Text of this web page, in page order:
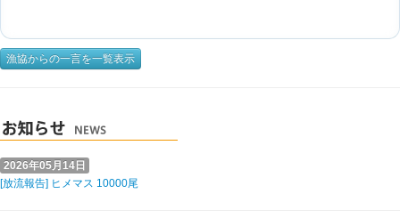
漁協からの一言を一覧表示
2026年05月14日
[放流報告] ヒメマス 10000尾